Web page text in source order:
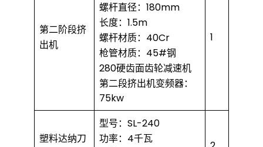
第二阶段挤
出机
螺杆直径：180mm
长度：1.5m
螺杆材质：40Cr
枪管材质：45#钢
280硬齿面齿轮减速机
第二段挤出机变频器：
75kw
1
塑料达纳刀
型号：SL-240
功率：4千瓦